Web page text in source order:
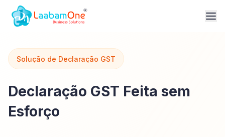
Solução de Declaração GST
Declaração GST Feita sem
Esforço